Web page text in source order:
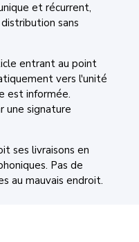
et récurrent,
sans
entrant au point
vers l'unité
est informée.
une signature
ses livraisons en
Pas de
au mauvais endroit.